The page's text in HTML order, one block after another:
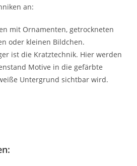
an:
mit Ornamenten, getrockneten
oder kleinen Bildchen.
ist die Kratztechnik. Hier werden
Motive in die gefärbte
Untergrund sichtbar wird.